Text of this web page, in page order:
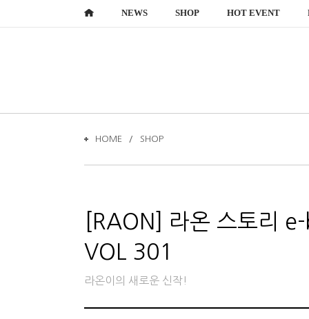
NEWS SHOP HOT EVENT
HOME SHOP
VOL 301
라온이의 새로운 신작!